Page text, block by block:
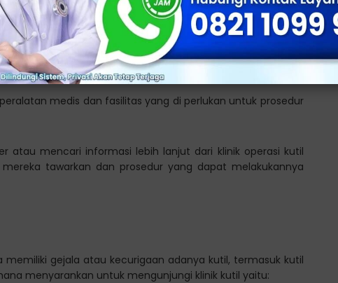
terhadap metode pengobatan lainnya, pembedahan
mengangkat kutil secara fisik.
medis dan fasilitas yang di perlukan untuk prosedur
atau mencari informasi lebih lanjut dari klinik operasi kutil
tawarkan dan prosedur yang dapat melakukannya
memiliki gejala atau kecurigaan adanya kutil, termasuk kutil
menyarankan untuk mengunjungi klinik kutil yaitu: